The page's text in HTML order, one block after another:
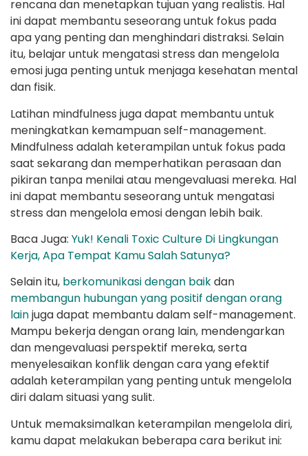
rencana dan menetapkan tujuan yang realistis. Hal
ini dapat membantu seseorang untuk fokus pada
apa yang penting dan menghindari distraksi. Selain
itu, belajar untuk mengatasi stress dan mengelola
emosi juga penting untuk menjaga kesehatan mental
dan fisik.
Latihan mindfulness juga dapat membantu untuk
meningkatkan kemampuan self-management.
Mindfulness adalah keterampilan untuk fokus pada
saat sekarang dan memperhatikan perasaan dan
pikiran tanpa menilai atau mengevaluasi mereka. Hal
ini dapat membantu seseorang untuk mengatasi
stress dan mengelola emosi dengan lebih baik.
Baca Juga: Yuk! Kenali Toxic Culture Di Lingkungan
Kerja, Apa Tempat Kamu Salah Satunya?
Selain itu, berkomunikasi dengan baikdan
membangun hubungan yang positif dengan orang
lainjuga dapat membantu dalam self-management.
Mampu bekerja dengan orang lain, mendengarkan
dan mengevaluasi perspektif mereka, serta
menyelesaikan konflik dengan cara yang efektif
adalah keterampilan yang penting untuk mengelola
diri dalam situasi yang sulit.
Untuk memaksimalkan keterampilan mengelola diri,
kamu dapat melakukan beberapa cara berikut ini: